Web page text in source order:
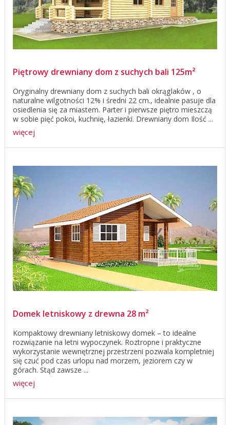
Piętrowy drewniany dom z suchych bali 125m²
Oryginalny drewniany dom z suchych bali okrąglaków , o
naturalne wilgotności 12% i średni 22 cm., idealnie pasuje dla
osiedlenia się za miastem. Parter i pierwsze piętro mieszczą
w sobie pięć pokoi, kuchnię, łazienki. Drewniany dom Ilość ...
więcej
Domek letniskowy z drewna 28 m²
Kompaktowy drewniany letniskowy domek – to idealne
rozwiązanie na letni wypoczynek. Roztropne i praktyczne
wykorzystanie wewnętrznej przestrzeni pozwala kompletniej
się czuć pod czas urlopu nad morzem, jeziorem czy w
górach. Stąd zawsze ...
więcej